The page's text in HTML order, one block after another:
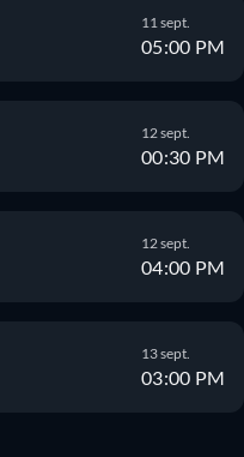
11 sept.
05:00 PM
12 sept.
00:30 PM
12 sept.
04:00 PM
13 sept.
03:00 PM